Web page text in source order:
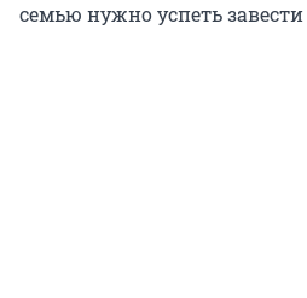
семью нужно успеть завести